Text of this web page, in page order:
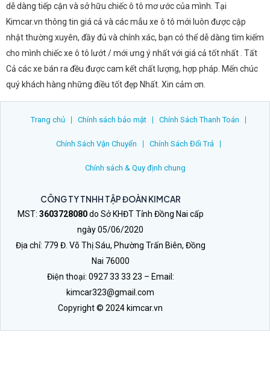
dễ dàng tiếp cận và sở hữu chiếc ô tô mơ ước của mình. Tại
Kimcar.vn thông tin giá cả và các mẫu xe ô tô mới luôn được cập
nhật thường xuyên, đầy đủ và chính xác, bạn có thể dễ dàng tìm kiếm
cho mình chiếc xe ô tô lướt / mới ưng ý nhất với giá cả tốt nhất . Tất
Cả các xe bán ra đều được cam kết chất lượng, hợp pháp. Mến chúc
quý khách hàng những điều tốt đẹp Nhất. Xin cảm ơn.
Trang chủ Chính sách bảo mật Chính Sách Thanh Toán
Chính Sách Vận Chuyển Chính Sách Đổi Trả
Chính sách & Quy định chung
CÔNG TY TNHH TẬP ĐOÀN KIMCAR
MST: 3603728080do Sở KHĐT Tỉnh Đồng Nai cấp
ngày 05/06/2020
Địa chỉ: 779 Đ. Võ Thị Sáu, Phường Trấn Biên, Đồng
Nai 76000
Điện thoại: 0927 33 33 23 – Email:
kimcar323@gmail.com
Copyright © 2024 kimcar.vn